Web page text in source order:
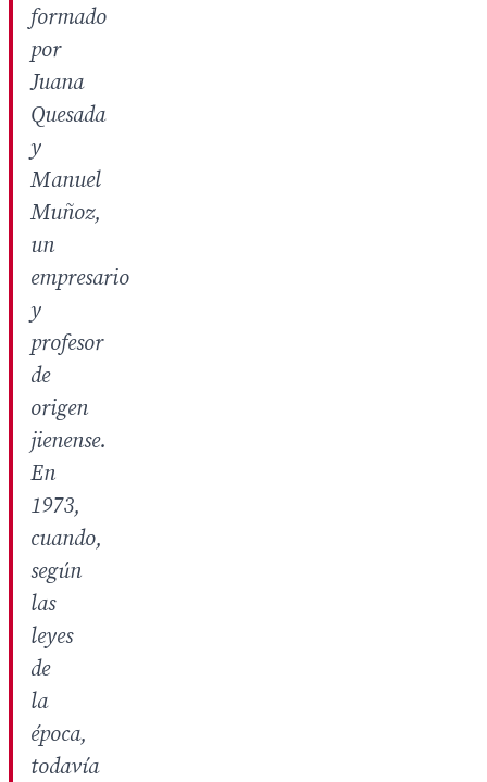
formado
por
Juana
Quesada
y
Manuel
Muñoz,
un
empresario
y
profesor
de
origen
jienense.
En
1973,
cuando,
según
las
leyes
de
la
época,
todavía